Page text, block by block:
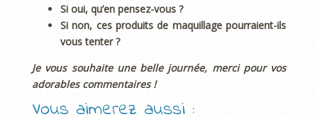
Si oui, qu’en pensez-vous ?
Si non, ces produits de maquillage pourraient-ils
vous tenter ?
Je vous souhaite une belle journée, merci pour vos
adorables commentaires !
Vous aimerez aussi :